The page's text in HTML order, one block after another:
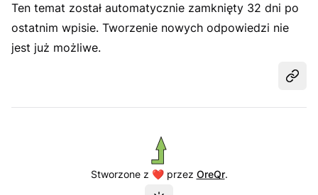
Ten temat został automatycznie zamknięty 32 dni po
ostatnim wpisie. Tworzenie nowych odpowiedzi nie
jest już możliwe.
Stworzone z ❤️ przez OreQr.